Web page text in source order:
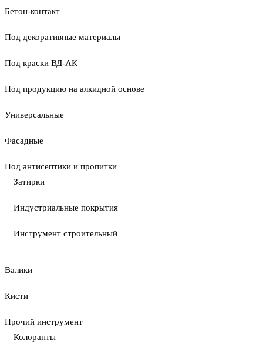
Бетон-контакт
Под декоративные материалы
Под краски ВД-АК
Под продукцию на алкидной основе
Универсальные
Фасадные
Под антисептики и пропитки
Затирки
Индустриальные покрытия
Инструмент строительный
Валики
Кисти
Прочий инструмент
Колоранты